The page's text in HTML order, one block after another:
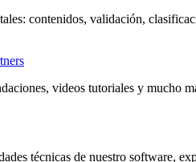
contenidos, validación,
videos tutoriales y mucho
técnicas de nuestro software,